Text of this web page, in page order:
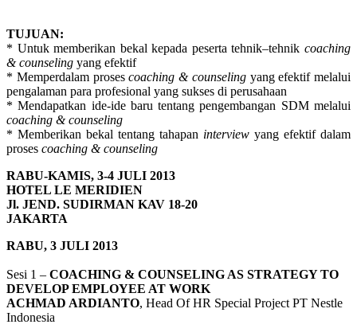
TUJUAN:
* Untuk memberikan bekal kepada peserta tehnik–tehnik coaching
& counseling yang efektif
* Memperdalam prosescoaching & counselingyang efektif melalui
pengalaman para profesional yang sukses di perusahaan
* Mendapatkan ide-ide baru tentang pengembangan SDM melalui
coaching & counseling
* Memberikan bekal tentang tahapan interview yang efektif dalam
proses coaching & counseling
RABU-KAMIS, 3-4 JULI 2013
HOTEL LE MERIDIEN
Jl. JEND. SUDIRMAN KAV 18-20
JAKARTA
RABU, 3 JULI 2013
Sesi 1 – COACHING & COUNSELING AS STRATEGY TO
DEVELOP EMPLOYEE AT WORK
ACHMAD ARDIANTO, Head Of HR Special Project PT Nestle
Indonesia